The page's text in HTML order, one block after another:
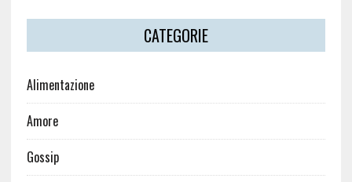
CATEGORIE
Alimentazione
Amore
Gossip